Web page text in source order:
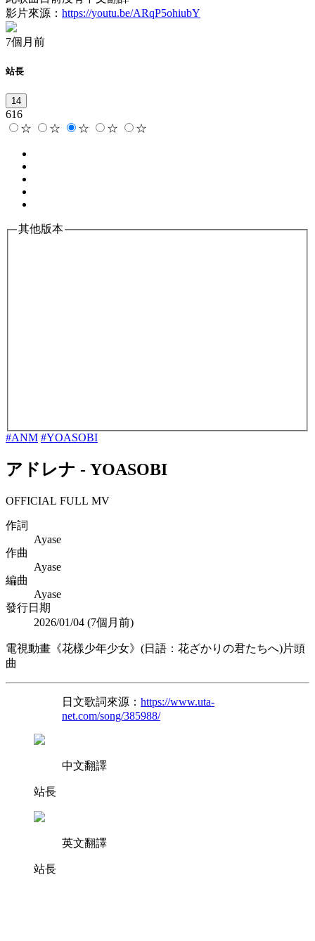
影片來源： https://youtu.be/ARqP5ohiubY
7個月前
站長
14
616
☆
☆ ☆ ☆ ☆
其他版本
#ANM #YOASOBI
アドレナ - YOASOBI
OFFICIAL FULL MV
作詞
Ayase
作曲
Ayase
編曲
Ayase
發行日期
2026/01/04 (7個月前)
電視動畫《花樣少年少女》(日語：花ざかりの君たちへ)片頭
曲
日文歌詞來源： https://www.uta-
net.com/song/385988/
中文翻譯
站長
英文翻譯
站長